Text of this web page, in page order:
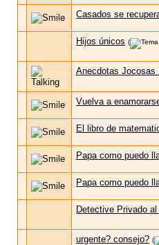
Casados se
Hijos únicos (
Anecdotas Jocosas
Vuelva a
El libro de
Papa como puedo
Papa como puedo
Detective Privado
urgente? consejo? (